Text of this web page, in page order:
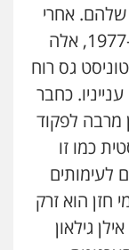
שלהם. אחרי
15 שנה כחבר כנסת, בשנים 1977-1992, אלה
גס רוח
כחבר
מרבה לפקוד
כמו זו
לעימותים
הוא זרק
גילאון